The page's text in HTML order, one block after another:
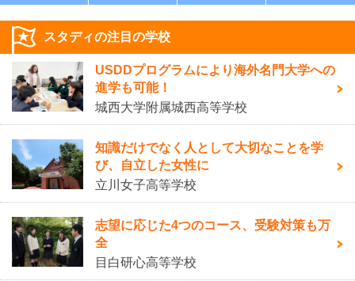
スタディの注目の学校
USDDプログラムにより海外名門大学への
進学も可能！
城西大学附属城西高等学校
知識だけでなく人として大切なことを学
び、自立した女性に
立川女子高等学校
志望に応じた4つのコース、受験対策も万
全
目白研心高等学校